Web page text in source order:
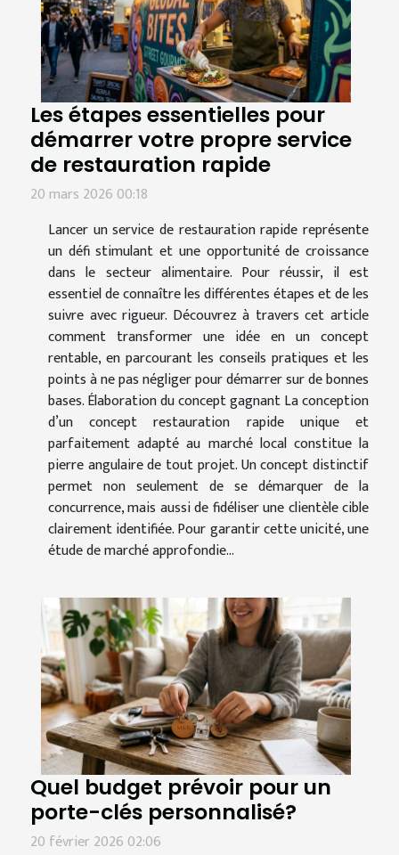
Les étapes essentielles pour
démarrer votre propre service
de restauration rapide
20 mars 2026 00:18
Lancer un service de restauration rapide représente
un défi stimulant et une opportunité de croissance
dans le secteur alimentaire. Pour réussir, il est
essentiel de connaître les différentes étapes et de les
suivre avec rigueur. Découvrez à travers cet article
comment transformer une idée en un concept
rentable, en parcourant les conseils pratiques et les
points à ne pas négliger pour démarrer sur de bonnes
bases. Élaboration du concept gagnant La conception
d’un concept restauration rapide unique et
parfaitement adapté au marché local constitue la
pierre angulaire de tout projet. Un concept distinctif
permet non seulement de se démarquer de la
concurrence, mais aussi de fidéliser une clientèle cible
clairement identifiée. Pour garantir cette unicité, une
étude de marché approfondie...
Quel budget prévoir pour un
porte-clés personnalisé?
20 février 2026 02:06